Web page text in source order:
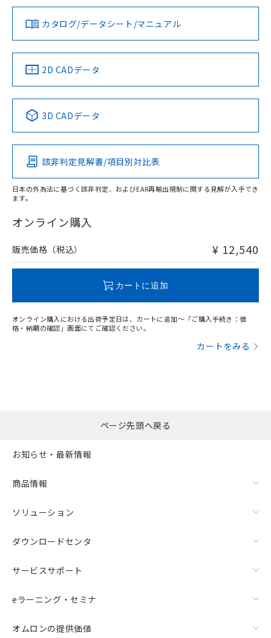
ダウンロードデータをご利用いただく前に、以下を必ずお読
みください。
ソフトウェアの使用条件
対応済み
中国 RoHS 注意事項・凡例
Pb Hg Cd Cr(VI)
O
在庫等で未対応品が混在する可能性があります。
問い合わせください。
LR型式承認
（イギリス
船舶規格）
DNV型式承認
（ノルウェー
BV型式承認
（フランス
KR型式
（韓国
No No No No
この製品の規格認証/適合状況ページへ
その他の認証はこちらのページからご検索ください
カタログ/データシート/マニュアル
2D CADデータ
3D CADデータ
該非判定見解書/項目別対比表
日本の外為法に基づく該非判定、およびEAR再輸出規制に関する見解が入手でき
ます。
オンライン購入
販売価格（税込） ¥ 12,540
カートに追加
オンライン購入における出荷予定日は、カートに追加～「ご購入手続き：価
格・納期の確認」画面にてご確認ください。
カートをみる
ページ先頭へ戻る
お知らせ・最新情報
商品情報
ソリューション
ダウンロードセンタ
サービスサポート
eラーニング・セミナ
オムロンの提供価値